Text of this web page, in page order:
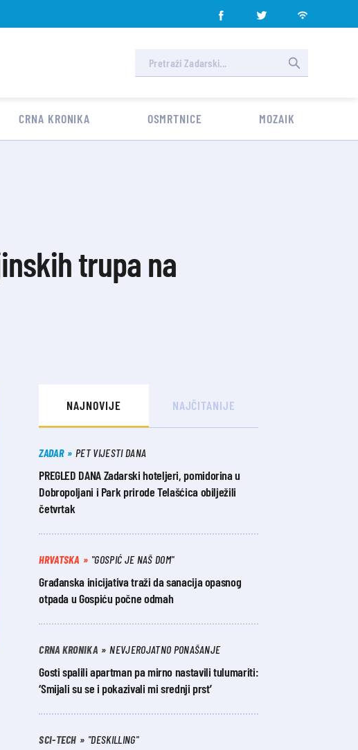
CRNA KRONIKA OSMRTNICE MOZAIK
trupa na
NAJNOVIJE NAJČITANIJE
ZADAR PET VIJESTI DANA
PREGLED DANA Zadarski hoteljeri, pomidorina u
Dobropoljani i Park prirode Telašćica obilježili
četvrtak
HRVATSKA "GOSPIĆ JE NAŠ DOM"
Građanska inicijativa traži da sanacija opasnog
otpada u Gospiću počne odmah
CRNA KRONIKA NEVJEROJATNO PONAŠANJE
Gosti spalili apartman pa mirno nastavili tulumariti:
‘Smijali su se i pokazivali mi srednji prst’
SCI-TECH "DESKILLING"